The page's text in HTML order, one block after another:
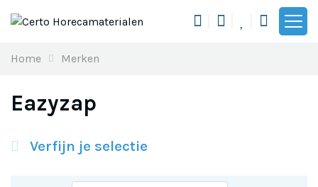
Toon
Home Merken
Eazyzap
Verfijn je selectie